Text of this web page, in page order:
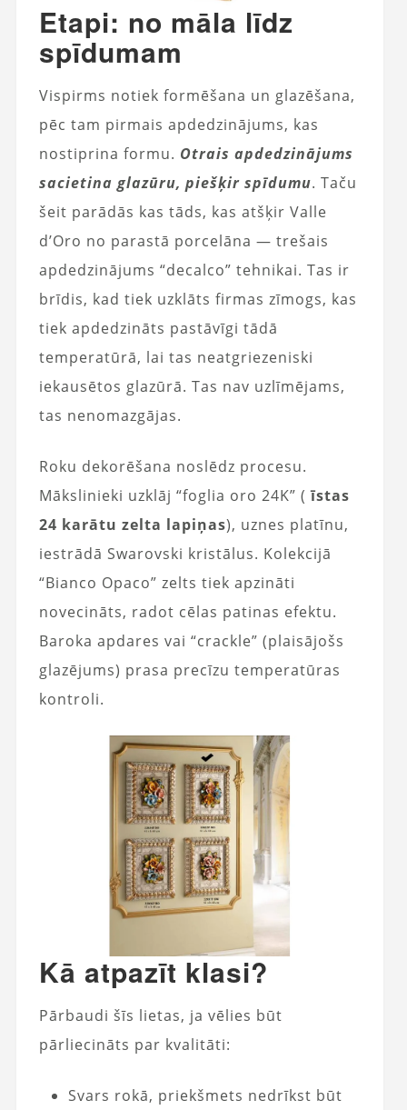
Etapi: no māla līdz
spīdumam
Vispirms notiek formēšana un glazēšana,
pēc tam pirmais apdedzinājums, kas
nostiprina formu. Otrais apdedzinājums
sacietina glazūru, piešķir spīdumu. Taču
šeit parādās kas tāds, kas atšķir Valle
d’Oro no parastā porcelāna — trešais
apdedzinājums “decalco” tehnikai. Tas ir
brīdis, kad tiek uzklāts firmas zīmogs, kas
tiek apdedzināts pastāvīgi tādā
temperatūrā, lai tas neatgriezeniski
iekausētos glazūrā. Tas nav uzlīmējams,
tas nenomazgājas.
Roku dekorēšana noslēdz procesu.
Mākslinieki uzklāj “foglia oro 24K” (īstas
24 karātu zelta lapiņas), uznes platīnu,
iestrādā Swarovski kristālus. Kolekcijā
“Bianco Opaco” zelts tiek apzināti
novecināts, radot cēlas patinas efektu.
Baroka apdares vai “crackle” (plaisājošs
glazējums) prasa precīzu temperatūras
kontroli.
Kā atpazīt klasi?
Pārbaudi šīs lietas, ja vēlies būt
pārliecināts par kvalitāti:
Svars rokā, priekšmets nedrīkst būt